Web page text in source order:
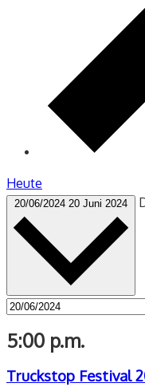
Heute
20/06/2024 20 Juni 2024
5:00 p.m.
Truckstop Festival